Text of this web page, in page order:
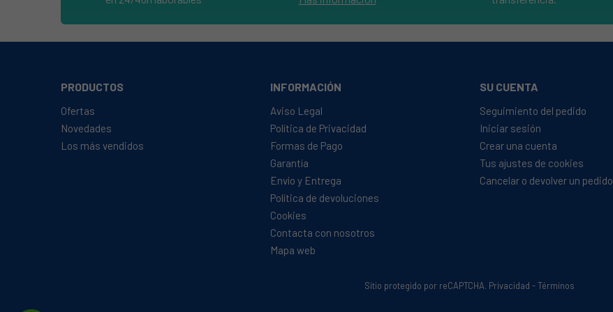
PRODUCTOS
Ofertas
Novedades
Los más vendidos
INFORMACIÓN
Aviso Legal
Política de Privacidad
Formas de Pago
Garantía
Envío y Entrega
Política de devoluciones
Cookies
Contacta con nosotros
Mapa web
SU CUENTA
Seguimiento del pedido
Iniciar sesión
Crear una cuenta
Tus ajustes de cookies
Cancelar o devolver un pedido
Sitio protegido por reCAPTCHA. Privacidad -Términos